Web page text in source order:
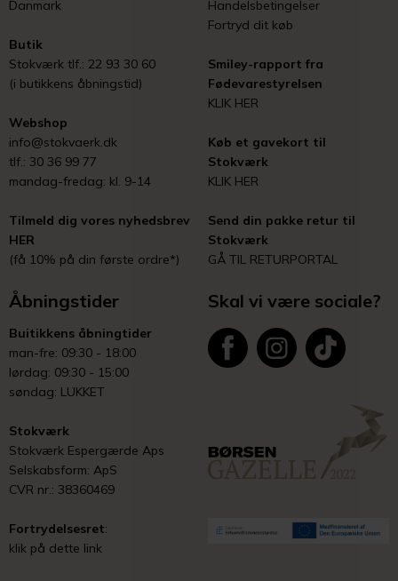
Danmark
Butik
Stokværk tlf.: 22 93 30 60
(i butikkens åbningstid)
Webshop
info@stokvaerk.dk
tlf.: 30 36 99 77
mandag-fredag: kl. 9-14
Tilmeld dig vores nyhedsbrev
HER
(få 10% på din første ordre*)
Handelsbetingelser
Fortryd dit køb
Smiley-rapport fra
Fødevarestyrelsen
KLIK HER
Køb et gavekort til
Stokværk
KLIK HER
Send din pakke retur til
Stokværk
GÅ TIL RETURPORTAL
Åbningstider
Buitikkens åbningtider
man-fre: 09:30 - 18:00
lørdag: 09:30 - 15:00
søndag: LUKKET
Stokværk
Stokværk Espergærde Aps
Selskabsform: ApS
CVR nr.: 38360469
Fortrydelsesret:
klik på dette link
Skal vi være sociale?